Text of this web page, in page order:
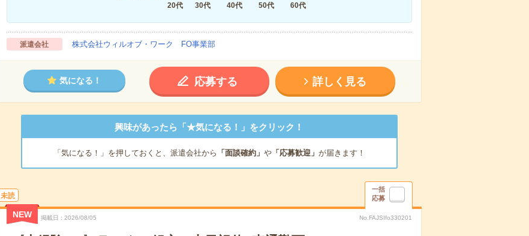
20代
30代 40代 50代 60代
派遣会社 株式会社ウィルオブ・ワーク FO事業部
気になる！ 応募する 詳しく見る
興味があったら「★気になる！」をクリック！
「気になる！」を押しておくと、派遣会社から 「面談確約」 や「応募歓迎」 が届きます！
未読
一括
応募
NEW 掲載日 2026/08/05 No.FAJSIfo330201